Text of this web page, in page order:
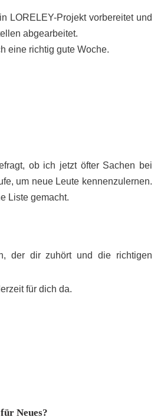
LORELEY-Projekt vorbereitet und
abgearbeitet.
eine richtig gute Woche.
ob ich jetzt öfter Sachen bei
um neue Leute kennenzulernen.
Liste gemacht.
der dir zuhört und die richtigen
für dich da.
Neues?